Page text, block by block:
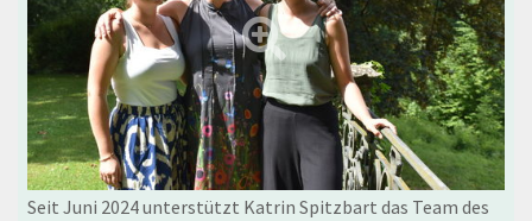
Seit Juni 2024 unterstützt Katrin Spitzbart das Team des